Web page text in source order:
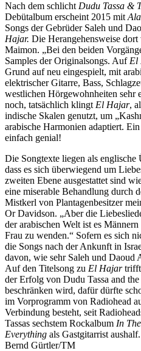
Nach dem schlicht Dudu Tassa &
Debütalbum erscheint 2015 mit
Songs der Gebrüder Saleh und
Hajar. Die Herangehensweise
Maimon. „Bei den beiden
Samples der Originalsongs. Auf El
Grund auf neu eingespielt, mit
elektrischer Gitarre, Bass,
westlichen Hörgewohnheiten sehr
noch, tatsächlich klingt El Hajar,
indische Skalen genutzt, um
arabische Harmonien adaptiert.
einfach genial!
Die Songtexte liegen als englische
dass es sich überwiegend um
zweiten Ebene ausgestattet sind
eine miserable Behandlung durch
Mistkerl von Plantagenbesitzer
Or Davidson. „Aber die
der arabischen Welt ist es
Frau zu wenden.“ Sofern es sich
die Songs nach der Ankunft in
davon, wie sehr Saleh und Daoud
Auf den Titelsong zu El Hajartrifft
der Erfolg von Dudu Tassa and
beschränken wird, dafür dürfte
im Vorprogramm von Radiohead
Verbindung besteht, seit
Tassas sechstem Rockalbum In
Everything als Gastgitarrist aushalf.
Bernd Gürtler/TM